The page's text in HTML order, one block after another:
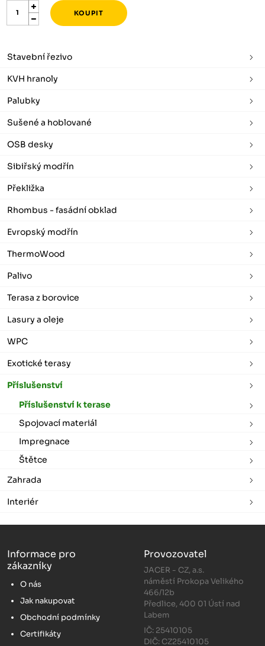
Stavební řezivo
KVH hranoly
Palubky
Sušené a hoblované
OSB desky
Sibiřský modřín
Překližka
Rhombus - fasádní obklad
Evropský modřín
ThermoWood
Palivo
Terasa z borovice
Lasury a oleje
WPC
Exotické terasy
Příslušenství
Příslušenství k terase
Spojovací materiál
Impregnace
Štětce
Zahrada
Interiér
Informace pro
zákazníky
O nás
Jak nakupovat
Obchodní podmínky
Certifikáty
Provozovatel
JACER - CZ, a.s.
náměstí Prokopa Velikého
466/12b
Předlice, 400 01 Ústí nad
Labem
IČ: 25410105
DIČ: CZ25410105